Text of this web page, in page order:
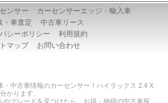
ンサー
カーセンサーエッジ・輸入車
・車査定
中古車リース
シーポリシー
利用規約
マップ
お問い合わせ
・中古車情報のカーセンサー！ハイラックス 2.4 X
かります。
やグレードを見つけたら、お得・納得の中古車探